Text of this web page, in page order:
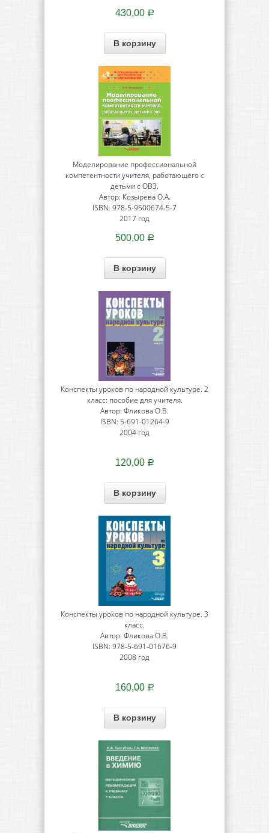
430,00 Р
В корзину
Моделирование профессиональной
компетентности учителя, работающего с
детьми с ОВЗ.
Автор: Козырева О.А.
ISBN: 978-5-9500674-5-7
2017 год
500,00 Р
В корзину
Конспекты уроков по народной культуре. 2
класс: пособие для учителя.
Автор: Фликова О.В.
ISBN: 5-691-01264-9
2004 год
120,00 Р
В корзину
Конспекты уроков по народной культуре. 3
класс.
Автор: Фликова О.В.
ISBN: 978-5-691-01676-9
2008 год
160,00 Р
В корзину